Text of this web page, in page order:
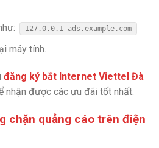
127.0.0.1 ads.example.com
máy tính.
đăng ký bắt Internet Viettel Đà
nhận được các ưu đãi tốt nhất.
chặn quảng cáo trên điện